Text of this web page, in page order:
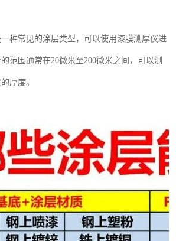
种常见的涂层类型，可以使用漆膜测厚仪进
范围通常在20微米至200微米之间，可以测
厚度。